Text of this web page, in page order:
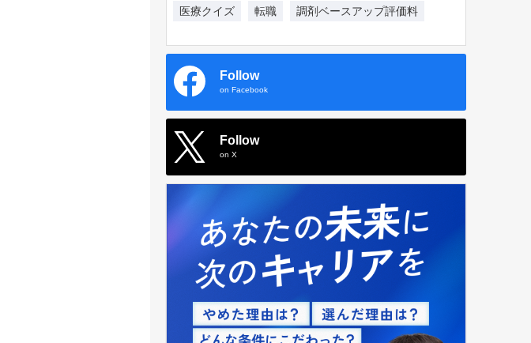
医療クイズ 転職 調剤ベースアップ評価料
Follow
on Facebook
Follow
on X